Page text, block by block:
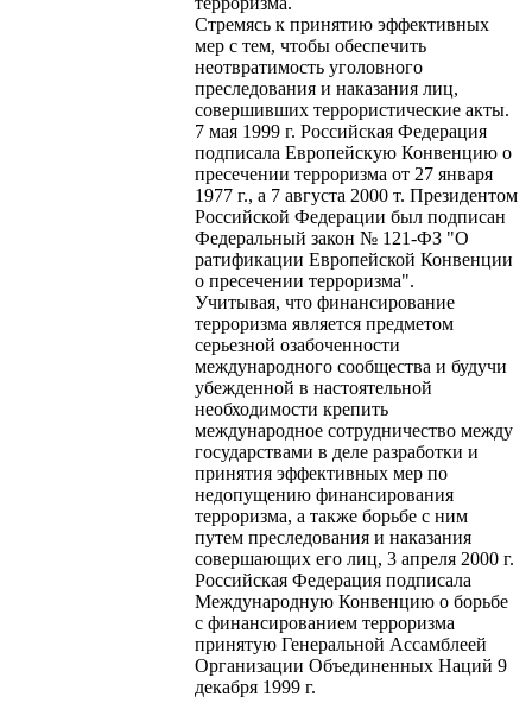
Стремясь к принятию эффективных
мер с тем, чтобы обеспечить
неотвратимость уголовного
преследования и наказания лиц,
совершивших террористические акты.
7 мая 1999 г. Российская Федерация
подписала Европейскую Конвенцию о
пресечении терроризма от 27 января
1977 г., а 7 августа 2000 т. Президентом
Российской Федерации был подписан
Федеральный закон № 121-ФЗ "О
ратификации Европейской Конвенции
о пресечении терроризма".
Учитывая, что финансирование
терроризма является предметом
серьезной озабоченности
международного сообщества и будучи
убежденной в настоятельной
необходимости крепить
международное сотрудничество между
государствами в деле разработки и
принятия эффективных мер по
недопущению финансирования
терроризма, а также борьбе с ним
путем преследования и наказания
совершающих его лиц, 3 апреля 2000 г.
Российская Федерация подписала
Международную Конвенцию о борьбе
с финансированием терроризма
принятую Генеральной Ассамблеей
Организации Объединенных Наций 9
декабря 1999 г.